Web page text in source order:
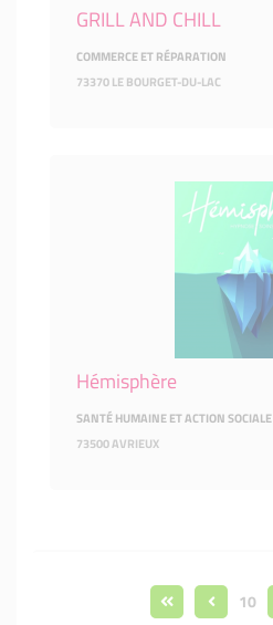
GRILL AND CHILL
COMMERCE ET RÉPARATION
73370 LE BOURGET-DU-LAC
Hémisphère
SANTÉ HUMAINE ET ACTION SOCIALE
73500 AVRIEUX
10